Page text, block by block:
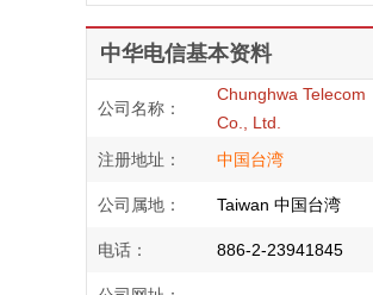
中华电信基本资料
公司名称：
Chunghwa Telecom
Co., Ltd.
注册地址：
中国台湾
公司属地： Taiwan 中国台湾
电话： 886-2-23941845